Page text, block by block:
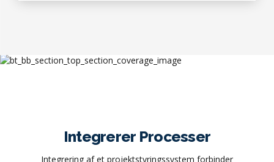
Integrerer Processer